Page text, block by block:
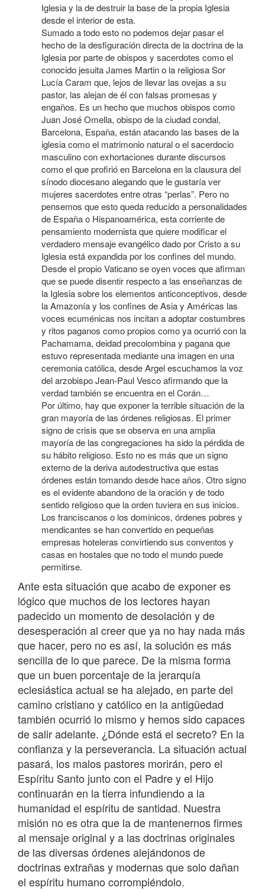
Iglesia y la de destruir la base de la propia Iglesia
desde el interior de esta.
Sumado a todo esto no podemos dejar pasar el
hecho de la desfiguración directa de la doctrina de la
Iglesia por parte de obispos y sacerdotes como el
conocido jesuita James Martin o la religiosa Sor
Lucía Caram que, lejos de llevar las ovejas a su
pastor, las alejan de él con falsas promesas y
engaños. Es un hecho que muchos obispos como
Juan José Omella, obispo de la ciudad condal,
Barcelona, España, están atacando las bases de la
iglesia como el matrimonio natural o el sacerdocio
masculino con exhortaciones durante discursos
como el que profirió en Barcelona en la clausura del
sínodo diocesano alegando que le gustaría ver
mujeres sacerdotes entre otras “perlas”. Pero no
pensemos que esto queda reducido a personalidades
de España o Hispanoamérica, esta corriente de
pensamiento modernista que quiere modificar el
verdadero mensaje evangélico dado por Cristo a su
Iglesia está expandida por los confines del mundo.
Desde el propio Vaticano se oyen voces que afirman
que se puede disentir respecto a las enseñanzas de
la Iglesia sobre los elementos anticonceptivos, desde
la Amazonía y los confines de Asia y Américas las
voces ecuménicas nos incitan a adoptar costumbres
y ritos paganos como propios como ya ocurrió con la
Pachamama, deidad precolombina y pagana que
estuvo representada mediante una imagen en una
ceremonia católica, desde Argel escuchamos la voz
del arzobispo Jean-Paul Vesco afirmando que la
verdad también se encuentra en el Corán…
Por último, hay que exponer la terrible situación de la
gran mayoría de las órdenes religiosas. El primer
signo de crisis que se observa en una amplia
mayoría de las congregaciones ha sido la pérdida de
su hábito religioso. Esto no es más que un signo
externo de la deriva autodestructiva que estas
órdenes están tomando desde hace años. Otro signo
es el evidente abandono de la oración y de todo
sentido religioso que la orden tuviera en sus inicios.
Los franciscanos o los dominicos, órdenes pobres y
mendicantes se han convertido en pequeñas
empresas hoteleras convirtiendo sus conventos y
casas en hostales que no todo el mundo puede
permitirse.
Ante esta situación que acabo de exponer es
lógico que muchos de los lectores hayan
padecido un momento de desolación y de
desesperación al creer que ya no hay nada más
que hacer, pero no es así, la solución es más
sencilla de lo que parece. De la misma forma
que un buen porcentaje de la jerarquía
eclesiástica actual se ha alejado, en parte del
camino cristiano y católico en la antigüedad
también ocurrió lo mismo y hemos sido capaces
de salir adelante. ¿Dónde está el secreto? En la
confianza y la perseverancia. La situación actual
pasará, los malos pastores morirán, pero el
Espíritu Santo junto con el Padre y el Hijo
continuarán en la tierra infundiendo a la
humanidad el espíritu de santidad. Nuestra
misión no es otra que la de mantenernos firmes
al mensaje original y a las doctrinas originales
de las diversas órdenes alejándonos de
doctrinas extrañas y modernas que solo dañan
el espíritu humano corrompiéndolo.